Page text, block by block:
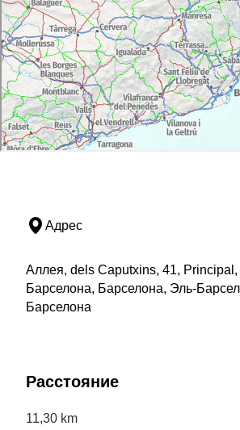
Адрес
Аллея, dels Caputxins, 41, Principal,
Барселона, Барселона, Эль-
Барселона
Расстояние
11,30 km